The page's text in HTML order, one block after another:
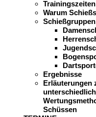
Trainingszeiten
Warum
Schießgruppen
Ergebnisse
Erläuterungen
Schüssen